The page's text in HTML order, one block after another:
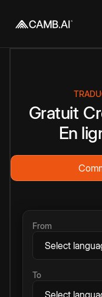
Gratuit
En
From
To